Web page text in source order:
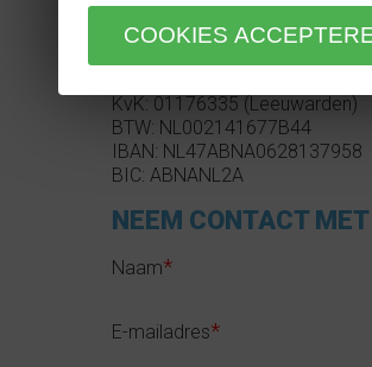
maandag t/m vrijdag 09:00 tot
KvK: 01176335 (Leeuwarden)
BTW: NL002141677B44
IBAN: NL47ABNA0628137958
BIC: ABNANL2A
NEEM CONTACT
Naam*
E-mailadres*